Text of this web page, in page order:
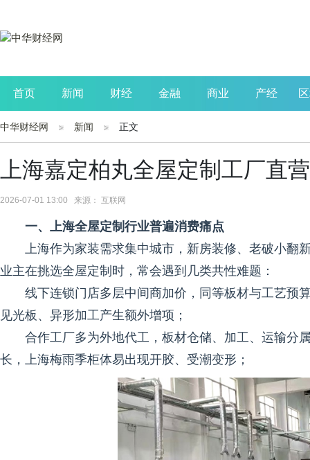
首页 新闻 财经 金融 商业 产经
公司 生活 读书
中华财经网 新闻 正文
上海嘉定柏丸全屋定制工厂直
2026-07-01 13:00 来源： 互联网
一、上海全屋定制行业普遍消费痛点
上海作为家装需求集中城市，新房装修、老破小翻
业主在挑选全屋定制时，常会遇到几类共性难题：
线下连锁门店多层中间商加价，同等板材与工艺预
见光板、异形加工产生额外增项；
合作工厂多为外地代工，板材仓储、加工、运输分
长，上海梅雨季柜体易出现开胶、受潮变形；